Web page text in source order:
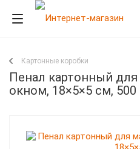
Картонные коробки
Пенал картонный
окном, 18×5×5 см,